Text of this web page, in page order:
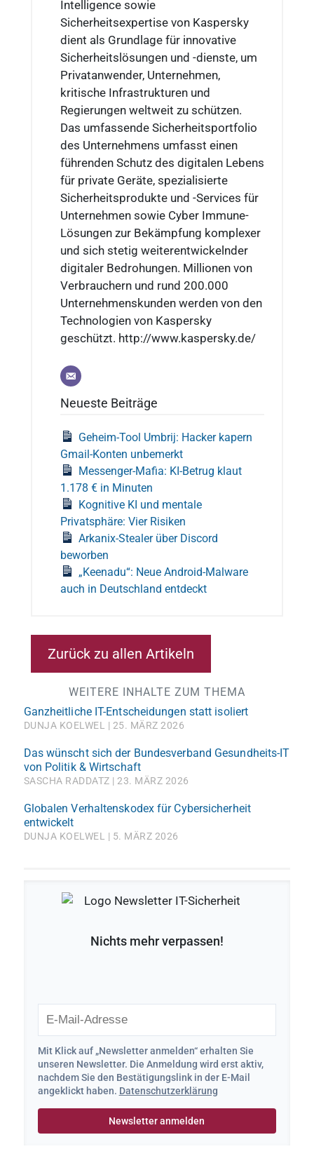
Intelligence sowie
Sicherheitsexpertise von Kaspersky
dient als Grundlage für innovative
Sicherheitslösungen und -dienste, um
Privatanwender, Unternehmen,
kritische Infrastrukturen und
Regierungen weltweit zu schützen.
Das umfassende Sicherheitsportfolio
des Unternehmens umfasst einen
führenden Schutz des digitalen Lebens
für private Geräte, spezialisierte
Sicherheitsprodukte und -Services für
Unternehmen sowie Cyber Immune-
Lösungen zur Bekämpfung komplexer
und sich stetig weiterentwickelnder
digitaler Bedrohungen. Millionen von
Verbrauchern und rund 200.000
Unternehmenskunden werden von den
Technologien von Kaspersky
geschützt. http://www.kaspersky.de/
Neueste Beiträge
Geheim-Tool Umbrij: Hacker kapern
Gmail-Konten unbemerkt
Messenger-Mafia: KI-Betrug klaut
1.178 € in Minuten
Kognitive KI und mentale
Privatsphäre: Vier Risiken
Arkanix-Stealer über Discord
beworben
„Keenadu“: Neue Android-Malware
auch in Deutschland entdeckt
Zurück zu allen Artikeln
WEITERE INHALTE ZUM THEMA
Ganzheitliche IT-Entscheidungen statt isoliert
DUNJA KOELWEL 25. MÄRZ 2026
Das wünscht sich der Bundesverband Gesundheits-IT
von Politik & Wirtschaft
SASCHA RADDATZ 23. MÄRZ 2026
Globalen Verhaltenskodex für Cybersicherheit
entwickelt
DUNJA KOELWEL 5. MÄRZ 2026
Nichts mehr verpassen!
Mit Klick auf „Newsletter anmelden“ erhalten Sie
unseren Newsletter. Die Anmeldung wird erst aktiv,
nachdem Sie den Bestätigungslink in der E-Mail
angeklickt haben. Datenschutzerklärung